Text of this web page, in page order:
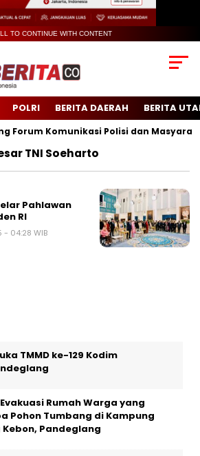
TO CONTINUE WITH CONTENT
POLRI BERITA DAERAH BERITA
Komunikasi Polisi dan Masyarakat
TNI Soeharto
Pahlawan
RI
- 04:28 WIB
TMMD ke-129 Kodim
Rumah Warga yang
Pohon Tumbang di Kampung
Kebon, Pandeglang